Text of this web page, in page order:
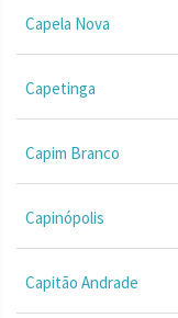
Capela Nova
Capetinga
Capim Branco
Capinópolis
Capitão Andrade